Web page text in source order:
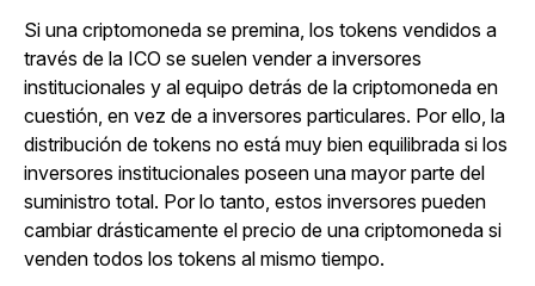
Si una criptomoneda se premina, los tokens vendidos a
través de la ICO se suelen vender a inversores
institucionales y al equipo detrás de la criptomoneda en
cuestión, en vez de a inversores particulares. Por ello, la
distribución de tokens no está muy bien equilibrada si los
inversores institucionales poseen una mayor parte del
suministro total. Por lo tanto, estos inversores pueden
cambiar drásticamente el precio de una criptomoneda si
venden todos los tokens al mismo tiempo.